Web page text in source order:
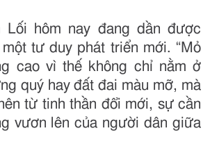
hôm nay đang dần được
tư duy phát triển mới. “Mỏ
cao vì thế không chỉ nằm ở
quý hay đất đai màu mỡ, mà
từ tinh thần đổi mới, sự cần
vươn lên của người dân giữa